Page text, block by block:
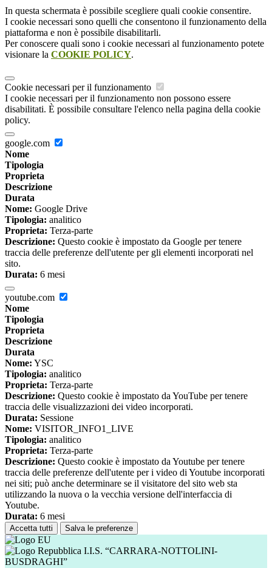
In questa schermata è possibile scegliere quali cookie consentire.
I cookie necessari sono quelli che consentono il funzionamento della
piattaforma e non è possibile disabilitarli.
Per conoscere quali sono i cookie necessari al funzionamento potete
visionare la COOKIE POLICY.
Cookie necessari per il funzionamento
I cookie necessari per il funzionamento non possono essere
disabilitati. È possibile consultare l'elenco nella pagina della cookie
policy.
google.com
Nome
Tipologia
Proprieta
Descrizione
Durata
Nome: Google Drive
Tipologia: analitico
Proprieta: Terza-parte
Descrizione: Questo cookie è impostato da Google per tenere
traccia delle preferenze dell'utente per gli elementi incorporati nel
sito.
Durata: 6 mesi
youtube.com
Nome
Tipologia
Proprieta
Descrizione
Durata
Nome: YSC
Tipologia: analitico
Proprieta: Terza-parte
Descrizione: Questo cookie è impostato da YouTube per tenere
traccia delle visualizzazioni dei video incorporati.
Durata: Sessione
Nome: VISITOR_INFO1_LIVE
Tipologia: analitico
Proprieta: Terza-parte
Descrizione: Questo cookie è impostato da Youtube per tenere
traccia delle preferenze dell'utente per i video di Youtube incorporati
nei siti; può anche determinare se il visitatore del sito web sta
utilizzando la nuova o la vecchia versione dell'interfaccia di
Youtube.
Durata: 6 mesi
Accetta tutti Salva le preferenze
I.I.S. “CARRARA-NOTTOLINI-
BUSDRAGHI”